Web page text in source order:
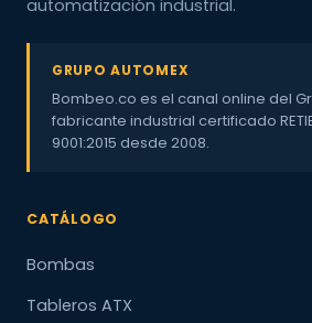
automatización industrial.
GRUPO AUTOMEX
Bombeo.co es el canal online del
fabricante industrial certificado
9001:2015 desde 2008.
CATÁLOGO
Bombas
Tableros ATX